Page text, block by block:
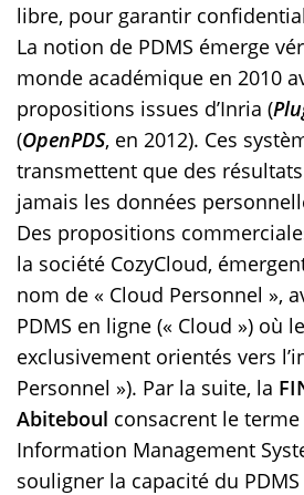
libre, pour garantir
La notion de PDMS émerge
monde académique en 2010
propositions issues d’Inria (
(OpenPDS, en 2012). Ces
transmettent que des
jamais les données
Des propositions
la société CozyCloud,
nom de « Cloud Personnel »,
PDMS en ligne (« Cloud ») où
exclusivement orientés vers
Personnel »). Par la suite, la
Abiteboul consacrent le terme
Information Management
souligner la capacité du